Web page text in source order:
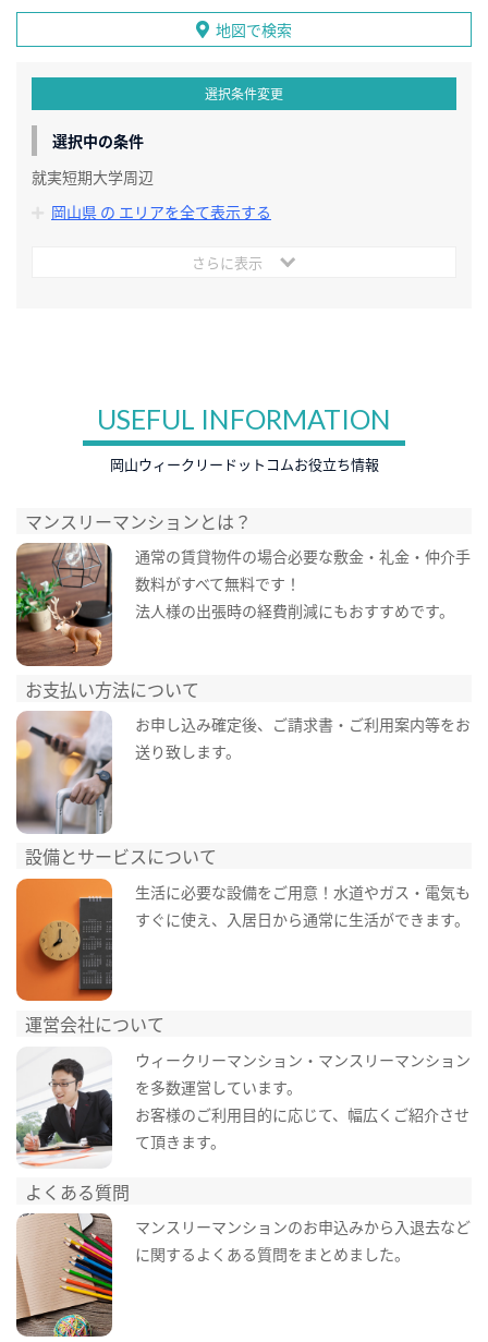
地図で検索
選択条件変更
選択中の条件
就実短期大学周辺
岡山県 の エリアを全て表示する
さらに表示
USEFUL INFORMATION
岡山ウィークリードットコムお役立ち情報
マンスリーマンションとは？
通常の賃貸物件の場合必要な敷金・礼金・仲介手
数料がすべて無料です！
法人様の出張時の経費削減にもおすすめです。
お支払い方法について
お申し込み確定後、ご請求書・ご利用案内等をお
送り致します。
設備とサービスについて
生活に必要な設備をご用意！水道やガス・電気も
すぐに使え、入居日から通常に生活ができます。
運営会社について
ウィークリーマンション・マンスリーマンション
を多数運営しています。
お客様のご利用目的に応じて、幅広くご紹介させ
て頂きます。
よくある質問
マンスリーマンションのお申込みから入退去など
に関するよくある質問をまとめました。